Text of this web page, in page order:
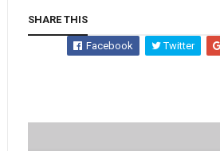
SHARE THIS
Facebook Twitter